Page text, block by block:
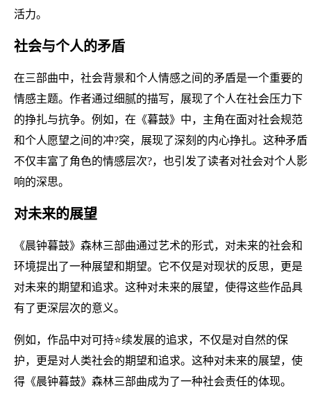
活力。
社会与个人的矛盾
在三部曲中，社会背景和个人情感之间的矛盾是一个重要的
情感主题。作者通过细腻的描写，展现了个人在社会压力下
的挣扎与抗争。例如，在《暮鼓》中，主角在面对社会规范
和个人愿望之间的冲?突，展现了深刻的内心挣扎。这种矛盾
不仅丰富了角色的情感层次?，也引发了读者对社会对个人影
响的深思。
对未来的展望
《晨钟暮鼓》森林三部曲通过艺术的形式，对未来的社会和
环境提出了一种展望和期望。它不仅是对现状的反思，更是
对未来的期望和追求。这种对未来的展望，使得这些作品具
有了更深层次的意义。
例如，作品中对可持⭐续发展的追求，不仅是对自然的保
护，更是对人类社会的期望和追求。这种对未来的展望，使
得《晨钟暮鼓》森林三部曲成为了一种社会责任的体现。